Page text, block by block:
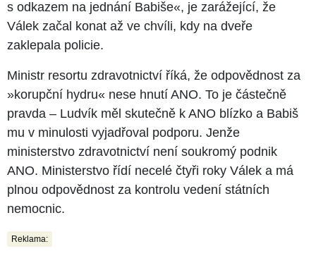
s odkazem na jednání Babiše«, je zarážející, že
Válek začal konat až ve chvíli, kdy na dveře
zaklepala policie.
Ministr resortu zdravotnictví říká, že odpovědnost za
»korupční hydru« nese hnutí ANO. To je částečně
pravda – Ludvík měl skutečně k ANO blízko a Babiš
mu v minulosti vyjadřoval podporu. Jenže
ministerstvo zdravotnictví není soukromý podnik
ANO. Ministerstvo řídí necelé čtyři roky Válek a má
plnou odpovědnost za kontrolu vedení státních
nemocnic.
Reklama: